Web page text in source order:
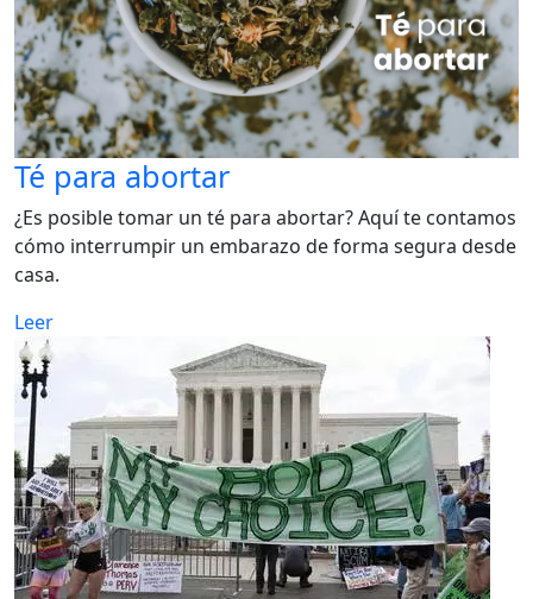
Té para abortar
¿Es posible tomar un té para abortar? Aquí te contamos
cómo interrumpir un embarazo de forma segura desde
casa.
Leer